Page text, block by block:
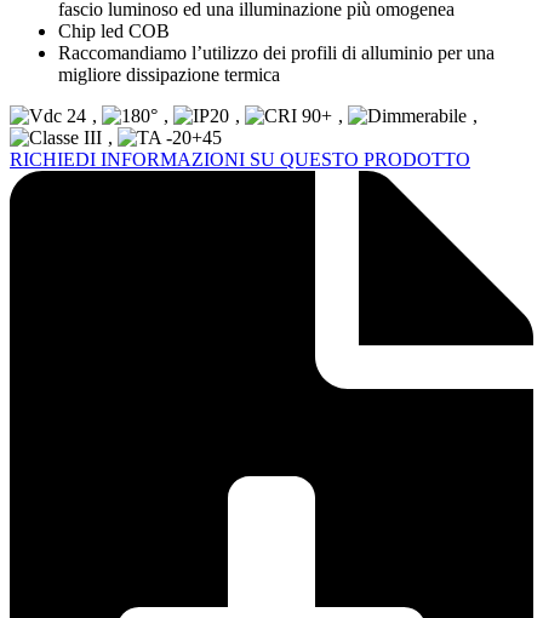
fascio luminoso ed una illuminazione più omogenea
Chip led COB
Raccomandiamo l’utilizzo dei profili di alluminio per una
migliore dissipazione termica
,
, , ,
,
,
RICHIEDI INFORMAZIONI SU QUESTO PRODOTTO